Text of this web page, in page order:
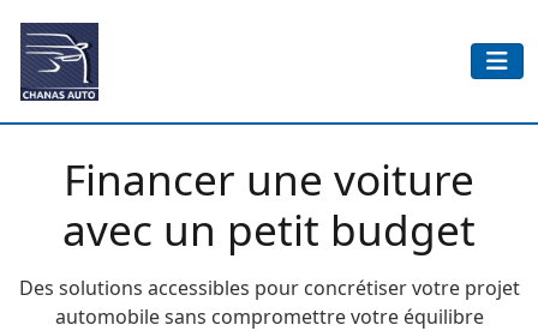
Financer une voiture
avec un petit budget
​Des solutions accessibles pour concrétiser votre projet
automobile sans compromettre votre équilibre